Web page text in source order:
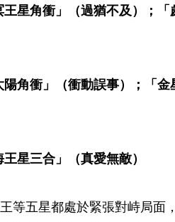
星角衝」（過猶不及）；
角衝」（衝動誤事）；「
星三合」（真愛無敵）
等五星都處於緊張對峙局面